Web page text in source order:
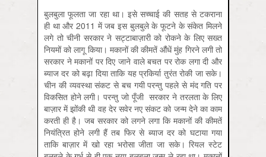
बुलबुला फूलता जा रहा था। इसे सच्चाई की सतह से टकराना
ही था और 2011 में जब इस बुलबुले के फूटने के संकेत मिलने
लगे तो चीनी सरकार ने सट्टाबाज़ारी को रोकने के लिए सख्त
नियमों को लागू किया। मकानों की कीमतें औंधें मुंह गिरने लगी तो
सरकार ने मकानों पर दिए जाने वाले बचत पर रोक लगा दी और
ब्याज दर को बढ़ा दिया ताकि यह प्रकिर्या तुरंत रोकी जा सके।
चीन की व्यवस्था संकट से बच गयी परन्तु पहले से मंद गति पर
विकसित होने लगी। परन्तु जो पूँजी सरकार ने तरलता के लिए
बाज़ार में झोंकी थी वह देर सवेर नए संकट को जन्म देने का काम
करती ही है। जब सरकार को लगने लगा कि मकानों की कीमतें
नियंत्रित होने लगी हैं तब फिर से ब्याज दर को घटाया गया
ताकि बाज़ार में खो रहा भरोसा जीता जा सके। रियल स्टेट